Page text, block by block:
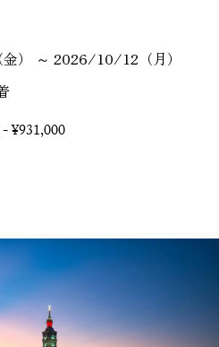
） ～ 2026/10/12（月）
¥931,000